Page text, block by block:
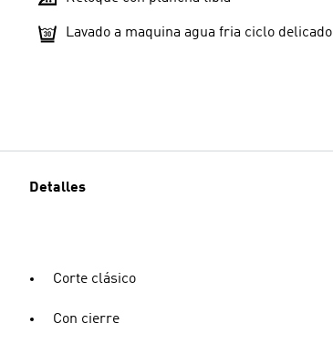
Lavado a maquina agua fria ciclo delicado
Detalles
Corte clásico
Con cierre